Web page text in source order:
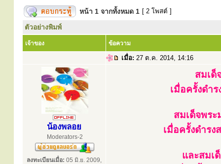
หน้า 1 จากทั้งหมด 1 [ 2 โพสต์ ]
ตัวอย่างพิมพ์
เจ้าของ ข้อความ
เมื่อ: 27 ต.ค. 2014, 14:16
น้องพลอย
Moderators-2
ลงทะเบียนเมื่อ: 05 มิ.ย. 2009,
สมเด็
เมื่อครั้งดำ
สมเด็จพร
เมื่อครั้งดำร
และสมเ